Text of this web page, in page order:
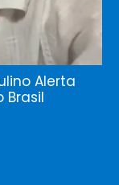
Alerta
Brasil